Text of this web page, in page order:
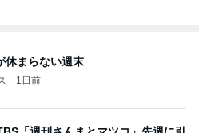
休まらない週末
1日前